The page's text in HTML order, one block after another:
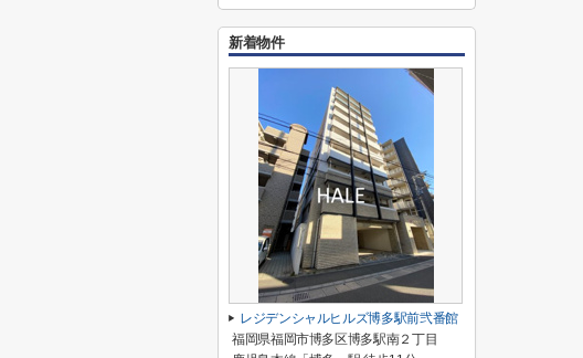
新着物件
レジデンシャルヒルズ博多駅前弐番館
福岡県福岡市博多区博多駅南２丁目